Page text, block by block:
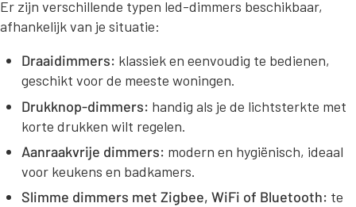
Er zijn verschillende typen led-dimmers beschikbaar,
afhankelijk van je situatie:
Draaidimmers: klassiek en eenvoudig te bedienen,
geschikt voor de meeste woningen.
Drukknop-dimmers: handig als je de lichtsterkte met
korte drukken wilt regelen.
Aanraakvrije dimmers: modern en hygiënisch, ideaal
voor keukens en badkamers.
Slimme dimmers met Zigbee, WiFi of Bluetooth: te